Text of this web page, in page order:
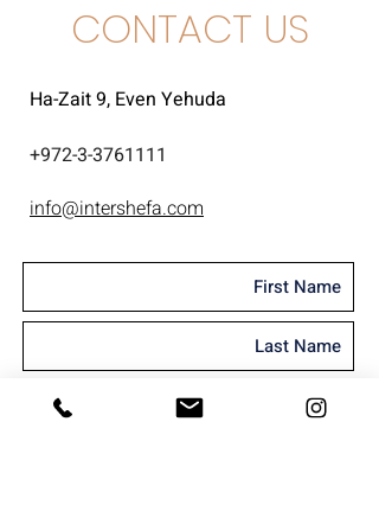
CONTACT US
Ha-Zait 9, Even Yehuda
972-3-3761111
+
info@intershefa.com